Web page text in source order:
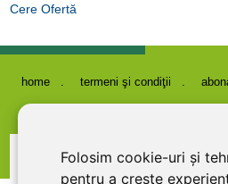
Folosim cookie-uri și
pentru a crește
Cere Ofertă
home termeni şi condiţii
cariere